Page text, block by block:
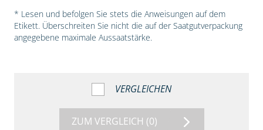
* Lesen und befolgen Sie stets die Anweisungen auf dem
Etikett. Überschreiten Sie nicht die auf der Saatgutverpackung
angegebene maximale Aussaatstärke.
VERGLEICHEN
ZUM VERGLEICH (0)